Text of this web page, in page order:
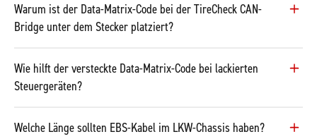
Warum ist der Data-Matrix-Code bei der TireCheck CAN-
Bridge unter dem Stecker platziert?
Wie hilft der versteckte Data-Matrix-Code bei lackierten
Steuergeräten?
Welche Länge sollten EBS-Kabel im LKW-Chassis haben?